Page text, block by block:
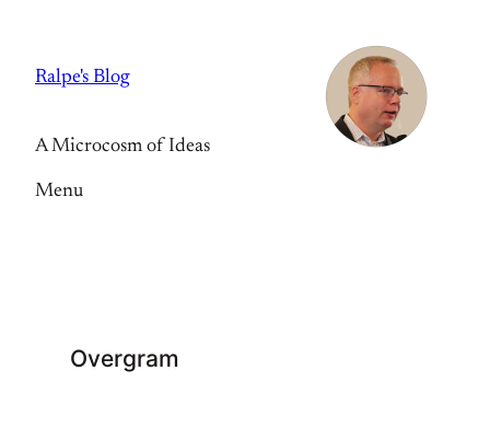
content
Ralpe's Blog
A Microcosm of Ideas
Menu
Overgram